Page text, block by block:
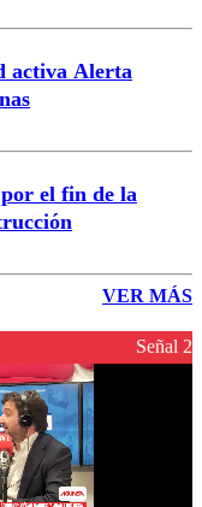
activa Alerta
el fin de la
VER MÁS
Señal 2